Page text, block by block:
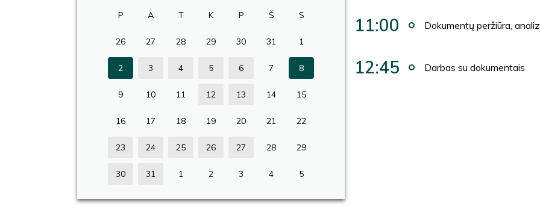
P A T K P Š S
26 27 28 29 30 31 1
2 3 4 5 6 7 8
9 10 11 12 13 14 15
16 17 18 19 20 21 22
23 24 25 26 27 28 29
30 31 1 2 3 4 5
11:00 Dokumentų peržiūra,
12:45 Darbas su dokumentais